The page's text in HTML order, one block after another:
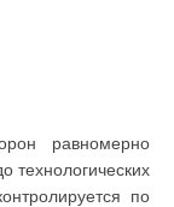
равномерно
технологических
по